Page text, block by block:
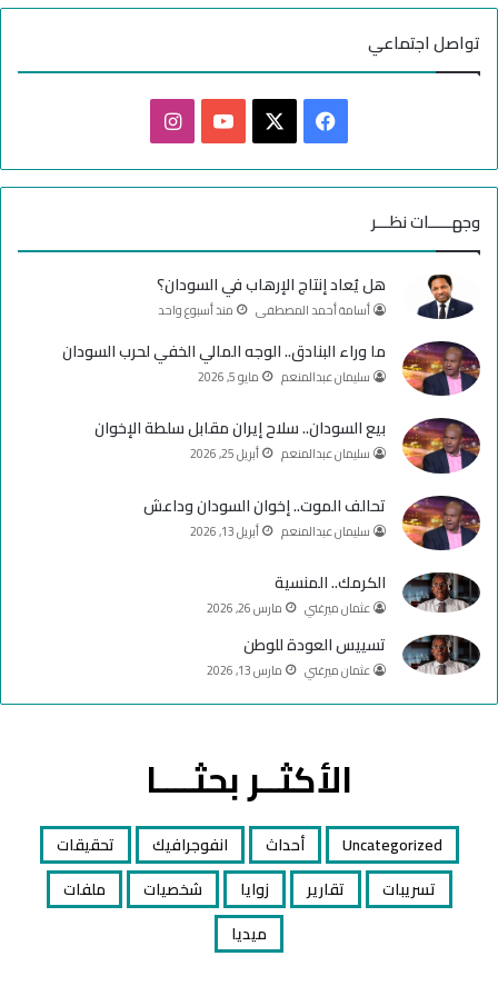
تواصل اجتماعي
ي
ب
و
ك
X
Y
u
T
u
b
e
ن
ت
ق
م
وجهـــــات نظـــر
هل يُعاد إنتاج الإرهاب في السودان؟
أسامة أحمد المصطفى منذ أسبوع واحد
ما وراء البنادق.. الوجه المالي الخفي لحرب السودان
سليمان عبدالمنعم مايو 5, 2026
بيع السودان.. سلاح إيران مقابل سلطة الإخوان
سليمان عبدالمنعم أبريل 25, 2026
تحالف الموت.. إخوان السودان وداعش
سليمان عبدالمنعم أبريل 13, 2026
الكرمك.. المنسية
عثمان ميرغني مارس 26, 2026
تسييس العودة للوطن
عثمان ميرغني مارس 13, 2026
الأكثــر بحثــــا
Uncategorized أحداث انفوجرافيك
تحقيقات
تسريبات
تقارير زوايا شخصيات
ملفات
ميديا